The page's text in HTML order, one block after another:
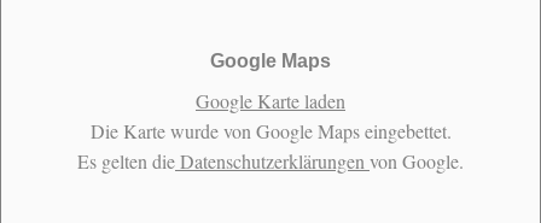
Google Maps
Google Karte laden
Die Karte wurde von Google Maps eingebettet.
Es gelten dieDatenschutzerklärungen von Google.